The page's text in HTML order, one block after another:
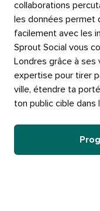
collaborations
les données permet
facilement avec les
Sprout Social vous
Londres grâce à
expertise pour tirer
ville, étendre ta
ton public cible dans